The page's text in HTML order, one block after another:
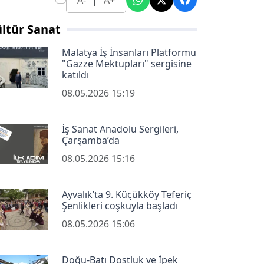
Sanat
Malatya İş İnsanları Platformu
"Gazze Mektupları" sergisine
katıldı
08.05.2026 15:19
İş Sanat Anadolu Sergileri,
Çarşamba’da
08.05.2026 15:16
Ayvalık’ta 9. Küçükköy Teferiç
Şenlikleri coşkuyla başladı
08.05.2026 15:06
Doğu-Batı Dostluk ve İpek